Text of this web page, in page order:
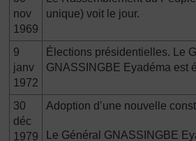
nov
1969
unique) voit le jour.
9
janv
1972
Élections présidentielles. Le
GNASSINGBE Eyadéma est
30
déc
1979
Adoption d’une nouvelle
Le Général GNASSINGBE